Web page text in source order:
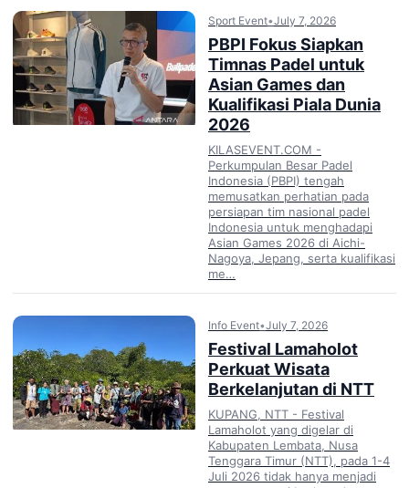
Sport Event•July 7, 2026
PBPI Fokus Siapkan
Timnas Padel untuk
Asian Games dan
Kualifikasi Piala Dunia
2026
KILASEVENT.COM -
Perkumpulan Besar Padel
Indonesia (PBPI) tengah
memusatkan perhatian pada
persiapan tim nasional padel
Indonesia untuk menghadapi
Asian Games 2026 di Aichi-
Nagoya, Jepang, serta kualifikasi
me…
Info Event•July 7, 2026
Festival Lamaholot
Perkuat Wisata
Berkelanjutan di NTT
KUPANG, NTT - Festival
Lamaholot yang digelar di
Kabupaten Lembata, Nusa
Tenggara Timur (NTT), pada 1-4
Juli 2026 tidak hanya menjadi